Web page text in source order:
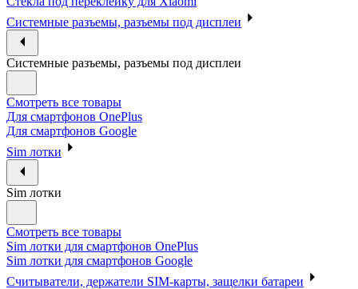
Системные разъемы, разъемы под дисплеи
Системные разъемы, разъемы под дисплеи
Смотреть все товары
Для смартфонов OnePlus
Для смартфонов Google
Sim лотки
Sim лотки
Смотреть все товары
Sim лотки для смартфонов OnePlus
Sim лотки для смартфонов Google
Считыватели, держатели SIM-карты, защелки батареи